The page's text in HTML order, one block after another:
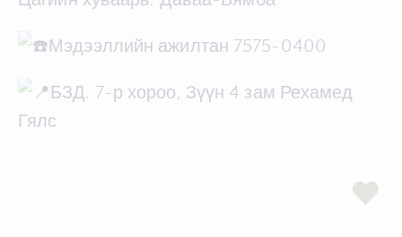
Мэдээллийн ажилтан 7575-0400
БЗД. 7-р хороо, Зүүн 4 зам Рехамед
Гялс